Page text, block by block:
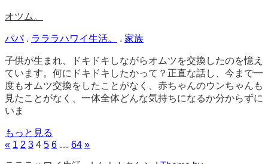
オツム。
パパ. ラララハワイ生活。 . 家族
子供が生まれ、ドキドキしながらオムツを交換したのを憶え
ています。何にドキドキしたかって？正直な話し、今まで一
度もオムツ交換をしたことがなく、赤ちゃんのウンちゃんも
見たことがなく、一体全体どんな気持ちになるか分からずに
いま
もっと見る
« 1 2 3 4 5 6 … 64 »